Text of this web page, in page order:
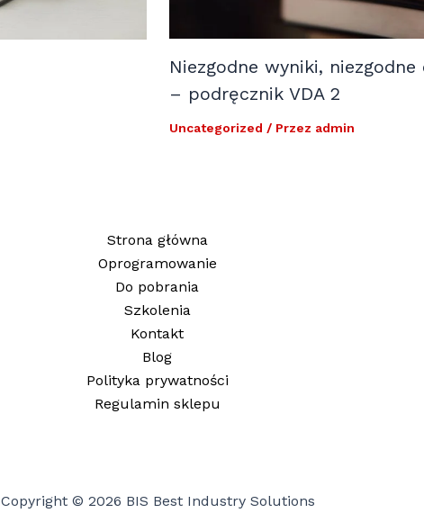
Niezgodne wyniki,
– podręcznik VDA 2
Uncategorized / Przez admin
Strona główna
Oprogramowanie
Do pobrania
Szkolenia
Kontakt
Blog
Polityka prywatności
Regulamin sklepu
Copyright © 2026 BIS Best Industry Solutions